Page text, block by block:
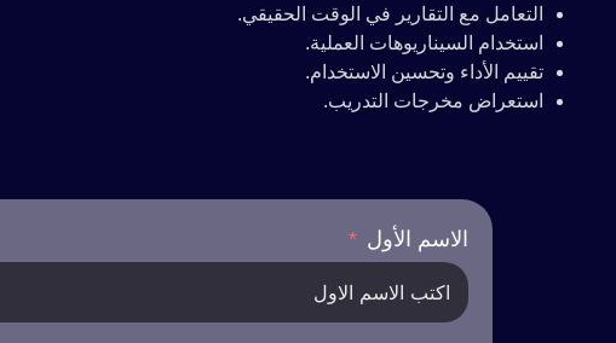
التعامل مع التقارير في الوقت الحقيقي.
استخدام السيناريوهات العملية.
تقييم الأداء وتحسين الاستخدام.
استعراض مخرجات التدريب.
الاسم الأول